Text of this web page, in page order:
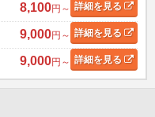
8,100円～ 詳細を見る
9,000円～ 詳細を見る
9,000円～ 詳細を見る